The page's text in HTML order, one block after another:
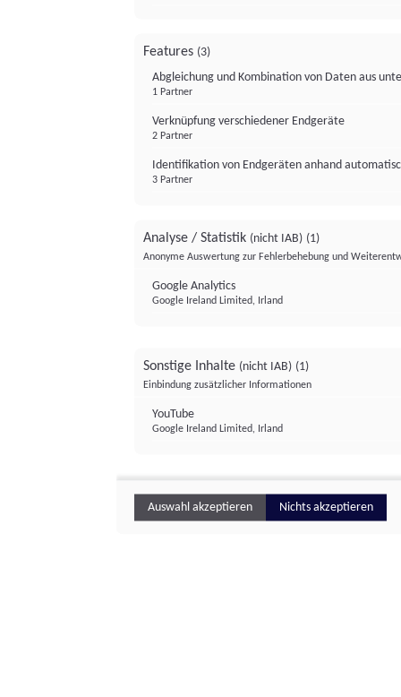
Features (3)
Abgleichung und Kombination von Daten aus
1 Partner
Verknüpfung verschiedener Endgeräte
2 Partner
Identifikation von Endgeräten anhand
3 Partner
Analyse / Statistik (nicht IAB) (1)
Anonyme Auswertung zur Fehlerbehebung und
Google Analytics
Google Ireland Limited, Irland
Sonstige Inhalte (nicht IAB) (1)
Einbindung zusätzlicher Informationen
YouTube
Google Ireland Limited, Irland
Auswahl akzeptieren Nichts akzeptieren